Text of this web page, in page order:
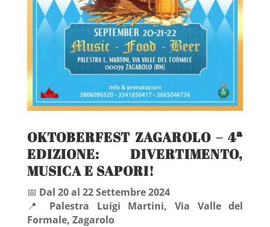
OKTOBERFEST ZAGAROLO – 4ª
EDIZIONE: DIVERTIMENTO,
MUSICA E SAPORI!
📅 Dal 20 al 22 Settembre 2024
📍 Palestra Luigi Martini, Via Valle del
Formale, Zagarolo